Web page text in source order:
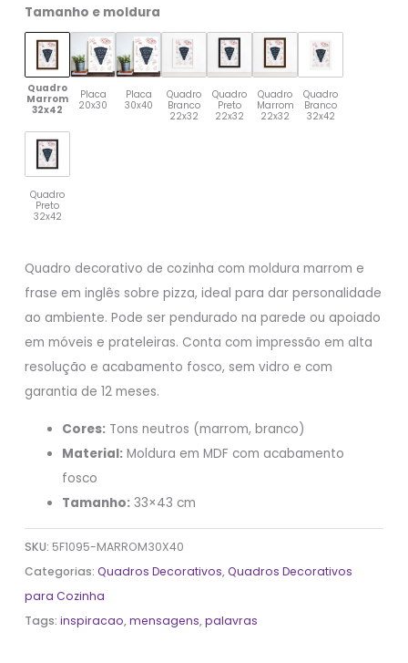
Tamanho e moldura
Quadro
Marrom
32x42
Placa
20x30
Placa
30x40
Quadro
Branco
22x32
Quadro
Preto
22x32
Quadro
Marrom
22x32
Quadro
Branco
32x42
Quadro
Preto
32x42
Quadro decorativo de cozinha com moldura marrom e
frase em inglês sobre pizza, ideal para dar personalidade
ao ambiente. Pode ser pendurado na parede ou apoiado
em móveis e prateleiras. Conta com impressão em alta
resolução e acabamento fosco, sem vidro e com
garantia de 12 meses.
Cores: Tons neutros (marrom, branco)
Material: Moldura em MDF com acabamento
fosco
Tamanho: 33×43 cm
SKU: 5F1095-MARROM30X40
Categorias:Quadros Decorativos,Quadros Decorativos
para Cozinha
Tags:inspiracao,mensagens,palavras